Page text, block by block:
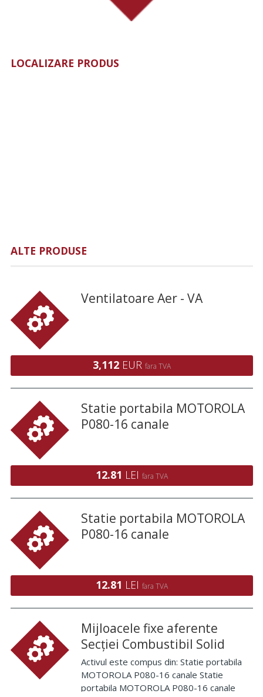
LOCALIZARE PRODUS
ALTE PRODUSE
Ventilatoare Aer - VA
3,112 EUR fara TVA
Statie portabila MOTOROLA
P080-16 canale
12.81 LEI fara TVA
Statie portabila MOTOROLA
P080-16 canale
12.81 LEI fara TVA
Mijloacele fixe aferente
Secției Combustibil Solid
Activul este compus din: Statie portabila
MOTOROLA P080-16 canale Statie
portabila MOTOROLA P080-16 canale